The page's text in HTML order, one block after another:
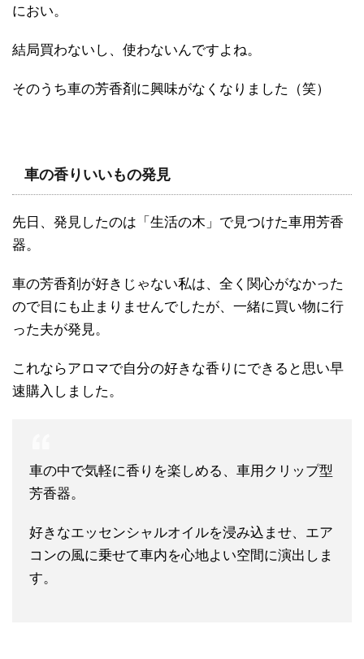
におい。
結局買わないし、使わないんですよね。
そのうち車の芳香剤に興味がなくなりました（笑）
車の香りいいもの発見
先日、発見したのは「生活の木」で見つけた車用芳香
器。
車の芳香剤が好きじゃない私は、全く関心がなかった
ので目にも止まりませんでしたが、一緒に買い物に行
った夫が発見。
これならアロマで自分の好きな香りにできると思い早
速購入しました。
車の中で気軽に香りを楽しめる、車用クリップ型
芳香器。
好きなエッセンシャルオイルを浸み込ませ、エア
コンの風に乗せて車内を心地よい空間に演出しま
す。